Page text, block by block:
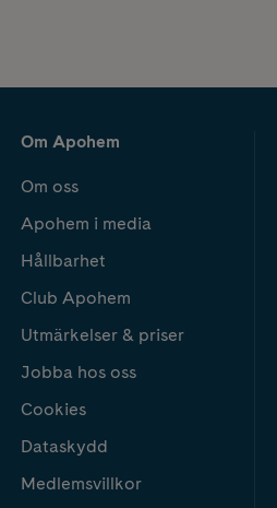
Om Apohem
Om oss
Apohem i media
Hållbarhet
Club Apohem
Utmärkelser & priser
Jobba hos oss
Cookies
Dataskydd
Medlemsvillkor